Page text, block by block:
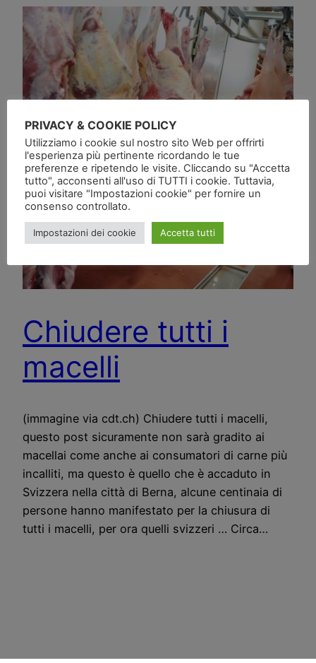
Chiudere tutti i
macelli
(immagine via cdt.ch) Chiudere tutti i macelli,
questo post sicuramente non sarà gradito ai
macellai come anche ai consumatori di carne più
incalliti, ma questo è quello che è accaduto in
Svizzera nella città di Berna, alcune centinaia di
persone hanno manifestato per la chiusura di
tutti i macelli, per ora quelli svizzeri … Circa…
PRIVACY & COOKIE POLICY
Utilizziamo i cookie sul nostro sito Web per offrirti
l'esperienza più pertinente ricordando le tue
preferenze e ripetendo le visite. Cliccando su "Accetta
tutto", acconsenti all'uso di TUTTI i cookie. Tuttavia,
puoi visitare "Impostazioni cookie" per fornire un
consenso controllato.
Impostazioni dei cookie Accetta tutti